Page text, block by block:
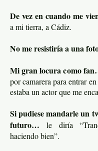
De vez en cuando me
a mi tierra, a Cádiz.
No me resistiría a una
Mi gran locura como
por camarera para entrar
estaba un actor que me
Si pudiese mandarle un
futuro… le diría
haciendo bien”.